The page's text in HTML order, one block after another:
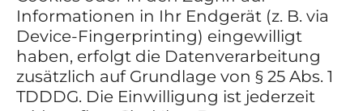
Informationen in Ihr Endgerät (z. B. via
Device-Fingerprinting) eingewilligt
haben, erfolgt die Datenverarbeitung
zusätzlich auf Grundlage von § 25 Abs. 1
TDDDG. Die Einwilligung ist jederzeit